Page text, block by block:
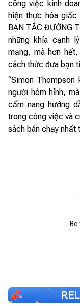
công việc kinh
hiện thực hóa
BẠN TẮC ĐƯỜNG
những khía cạnh
mạng, mà hơn
cách thức đưa bạn
“Simon
người hóm hỉnh,
cẩm nang hướng
trong công việc và
sách bán chạy nhất